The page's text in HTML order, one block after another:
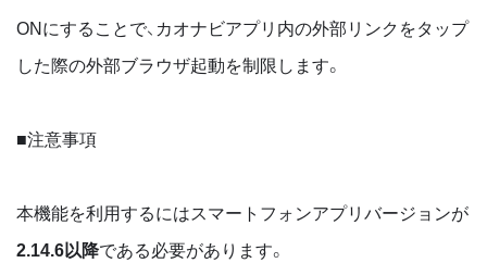
ONにすることで、カオナビアプリ内の外部リンクをタップ
した際の外部ブラウザ起動を制限します。
■注意事項
本機能を利用するにはスマートフォンアプリバージョンが
2.14.6以降である必要があります。